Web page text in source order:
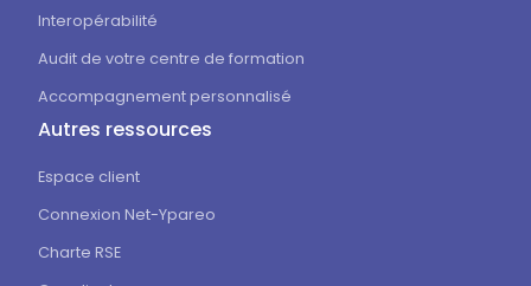
Interopérabilité
Audit de votre centre de formation
Accompagnement personnalisé
Autres ressources
Espace client
Connexion Net-Ypareo
Charte RSE